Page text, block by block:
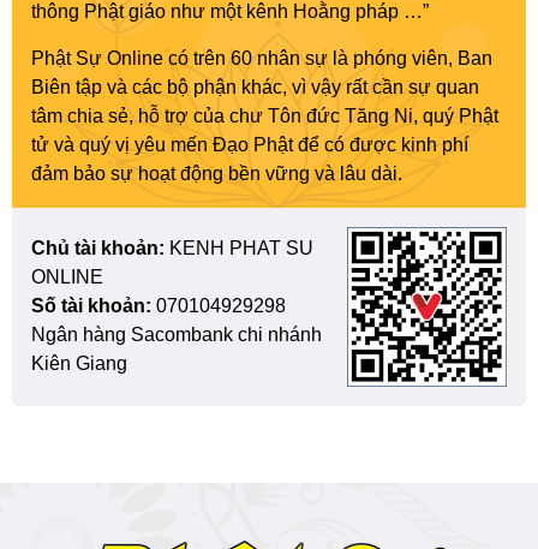
thông Phật giáo như một kênh Hoằng pháp …”
Phật Sự Online có trên 60 nhân sự là phóng viên, Ban
Biên tập và các bộ phận khác, vì vậy rất cần sự quan
tâm chia sẻ, hỗ trợ của chư Tôn đức Tăng Ni, quý Phật
tử và quý vị yêu mến Đạo Phật để có được kinh phí
đảm bảo sự hoạt động bền vững và lâu dài.
Chủ tài khoản: KENH PHAT SU
ONLINE
Số tài khoản: 070104929298
Ngân hàng Sacombank chi nhánh
Kiên Giang